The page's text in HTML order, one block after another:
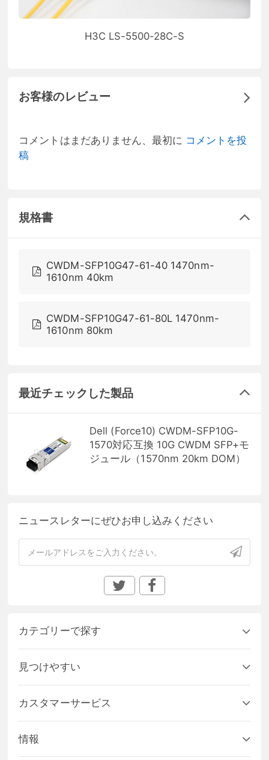
H3C LS-5500-28C-S
お客様のレビュー
コメントはまだありません、最初に コメントを投
稿
規格書
CWDM-SFP10G47-61-40 1470nm-
1610nm 40km
CWDM-SFP10G47-61-80L 1470nm-
1610nm 80km
最近チェックした製品
Dell (Force10) CWDM-SFP10G-
1570対応互換 10G CWDM SFP+モ
ジュール（1570nm 20km DOM）
ニュースレターにぜひお申し込みください
カテゴリーで探す
見つけやすい
カスタマーサービス
情報